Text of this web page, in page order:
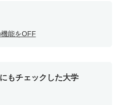
機能をOFF
もチェックした大学